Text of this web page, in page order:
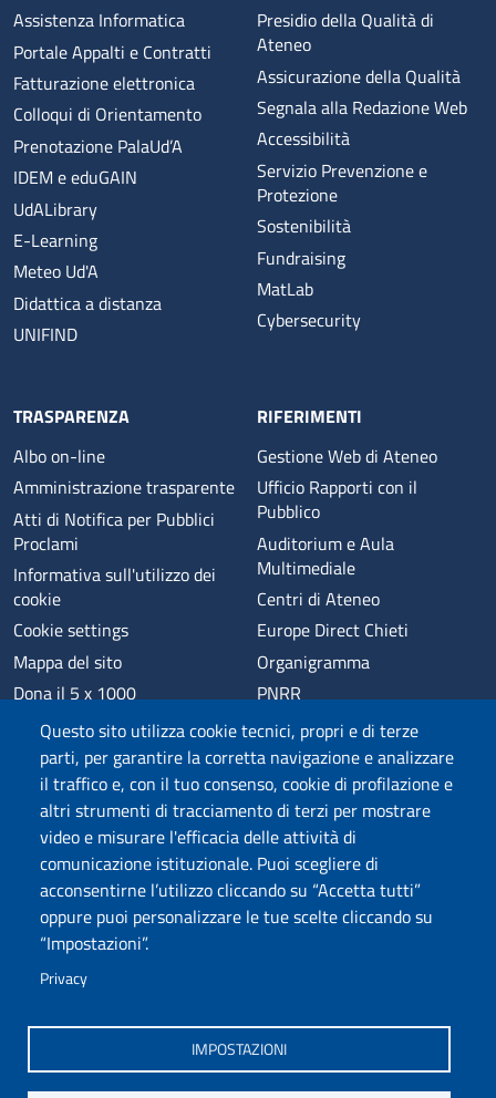
Questo sito utilizza cookie tecnici, propri e di terze
parti, per garantire la corretta navigazione e analizzare
il traffico e, con il tuo consenso, cookie di profilazione e
altri strumenti di tracciamento di terzi per mostrare
video e misurare l'efficacia delle attività di
comunicazione istituzionale. Puoi scegliere di
acconsentirne l’utilizzo cliccando su “Accetta tutti”
oppure puoi personalizzare le tue scelte cliccando su
“Impostazioni”.
Privacy
IMPOSTAZIONI
Assistenza Informatica
Portale Appalti e Contratti
Fatturazione elettronica
Colloqui di Orientamento
Prenotazione PalaUd’A
IDEM e eduGAIN
UdALibrary
E-Learning
Meteo Ud'A
Didattica a distanza
UNIFIND
Presidio della Qualità di
Ateneo
Assicurazione della Qualità
Segnala alla Redazione Web
Accessibilità
Servizio Prevenzione e
Protezione
Sostenibilità
Fundraising
MatLab
Cybersecurity
TRASPARENZA
Albo on-line
Amministrazione trasparente
Atti di Notifica per Pubblici
Proclami
Informativa sull'utilizzo dei
cookie
Cookie settings
Mappa del sito
Dona il 5 x 1000
Phishing
Privacy
RIFERIMENTI
Gestione Web di Ateneo
Ufficio Rapporti con il
Pubblico
Auditorium e Aula
Multimediale
Centri di Ateneo
Europe Direct Chieti
Organigramma
PNRR
Alumni
Sede di Chieti
Sede di Pescara
Credits
Wi-Fi di Ateneo
App
SPID
Whistleblowing
Coro di Ateneo